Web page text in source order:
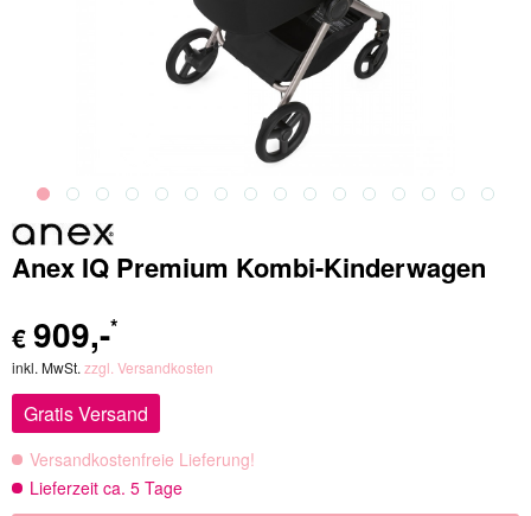
Anex IQ Premium Kombi-Kinderwagen
€ 909,-*
inkl. MwSt. zzgl. Versandkosten
Gratis Versand
Versandkostenfreie Lieferung!
Lieferzeit ca. 5 Tage